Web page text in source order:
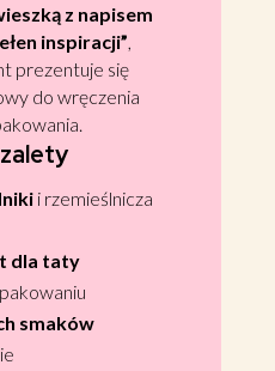
z napisem
inspiracji”,
prezentuje się
do wręczenia
i rzemieślnicza
dla taty
smaków